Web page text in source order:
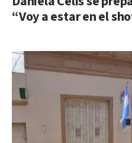
“Voy a estar en el